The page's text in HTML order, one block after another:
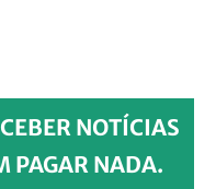
NOTÍCIAS
PAGAR NADA.